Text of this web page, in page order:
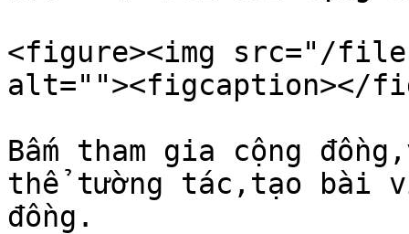
<figure><img src="/files/
alt=""><figcaption></
Bấm tham gia cộng
thể tường tác,tạo bài
đồng.